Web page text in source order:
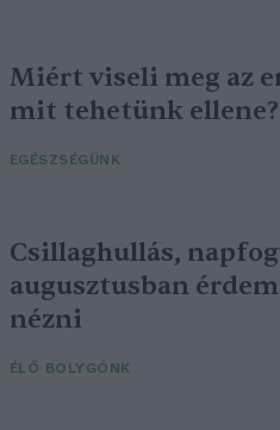
Miért viseli meg az
mit tehetünk ellene?
EGÉSZSÉGÜNK
Csillaghullás,
augusztusban
nézni
ÉLŐ BOLYGÓNK